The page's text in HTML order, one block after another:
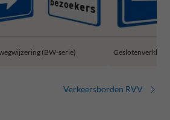
(BW-serie)
Verkeersborden RVV